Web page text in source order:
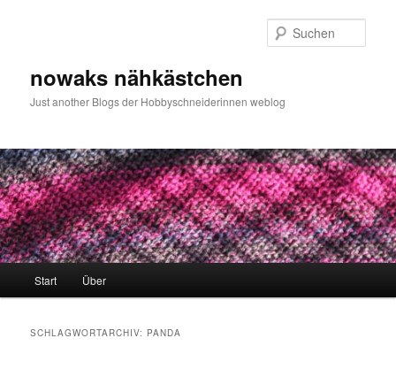
nowaks nähkästchen
Just another Blogs der Hobbyschneiderinnen weblog
Start Über
SCHLAGWORTARCHIV: PANDA